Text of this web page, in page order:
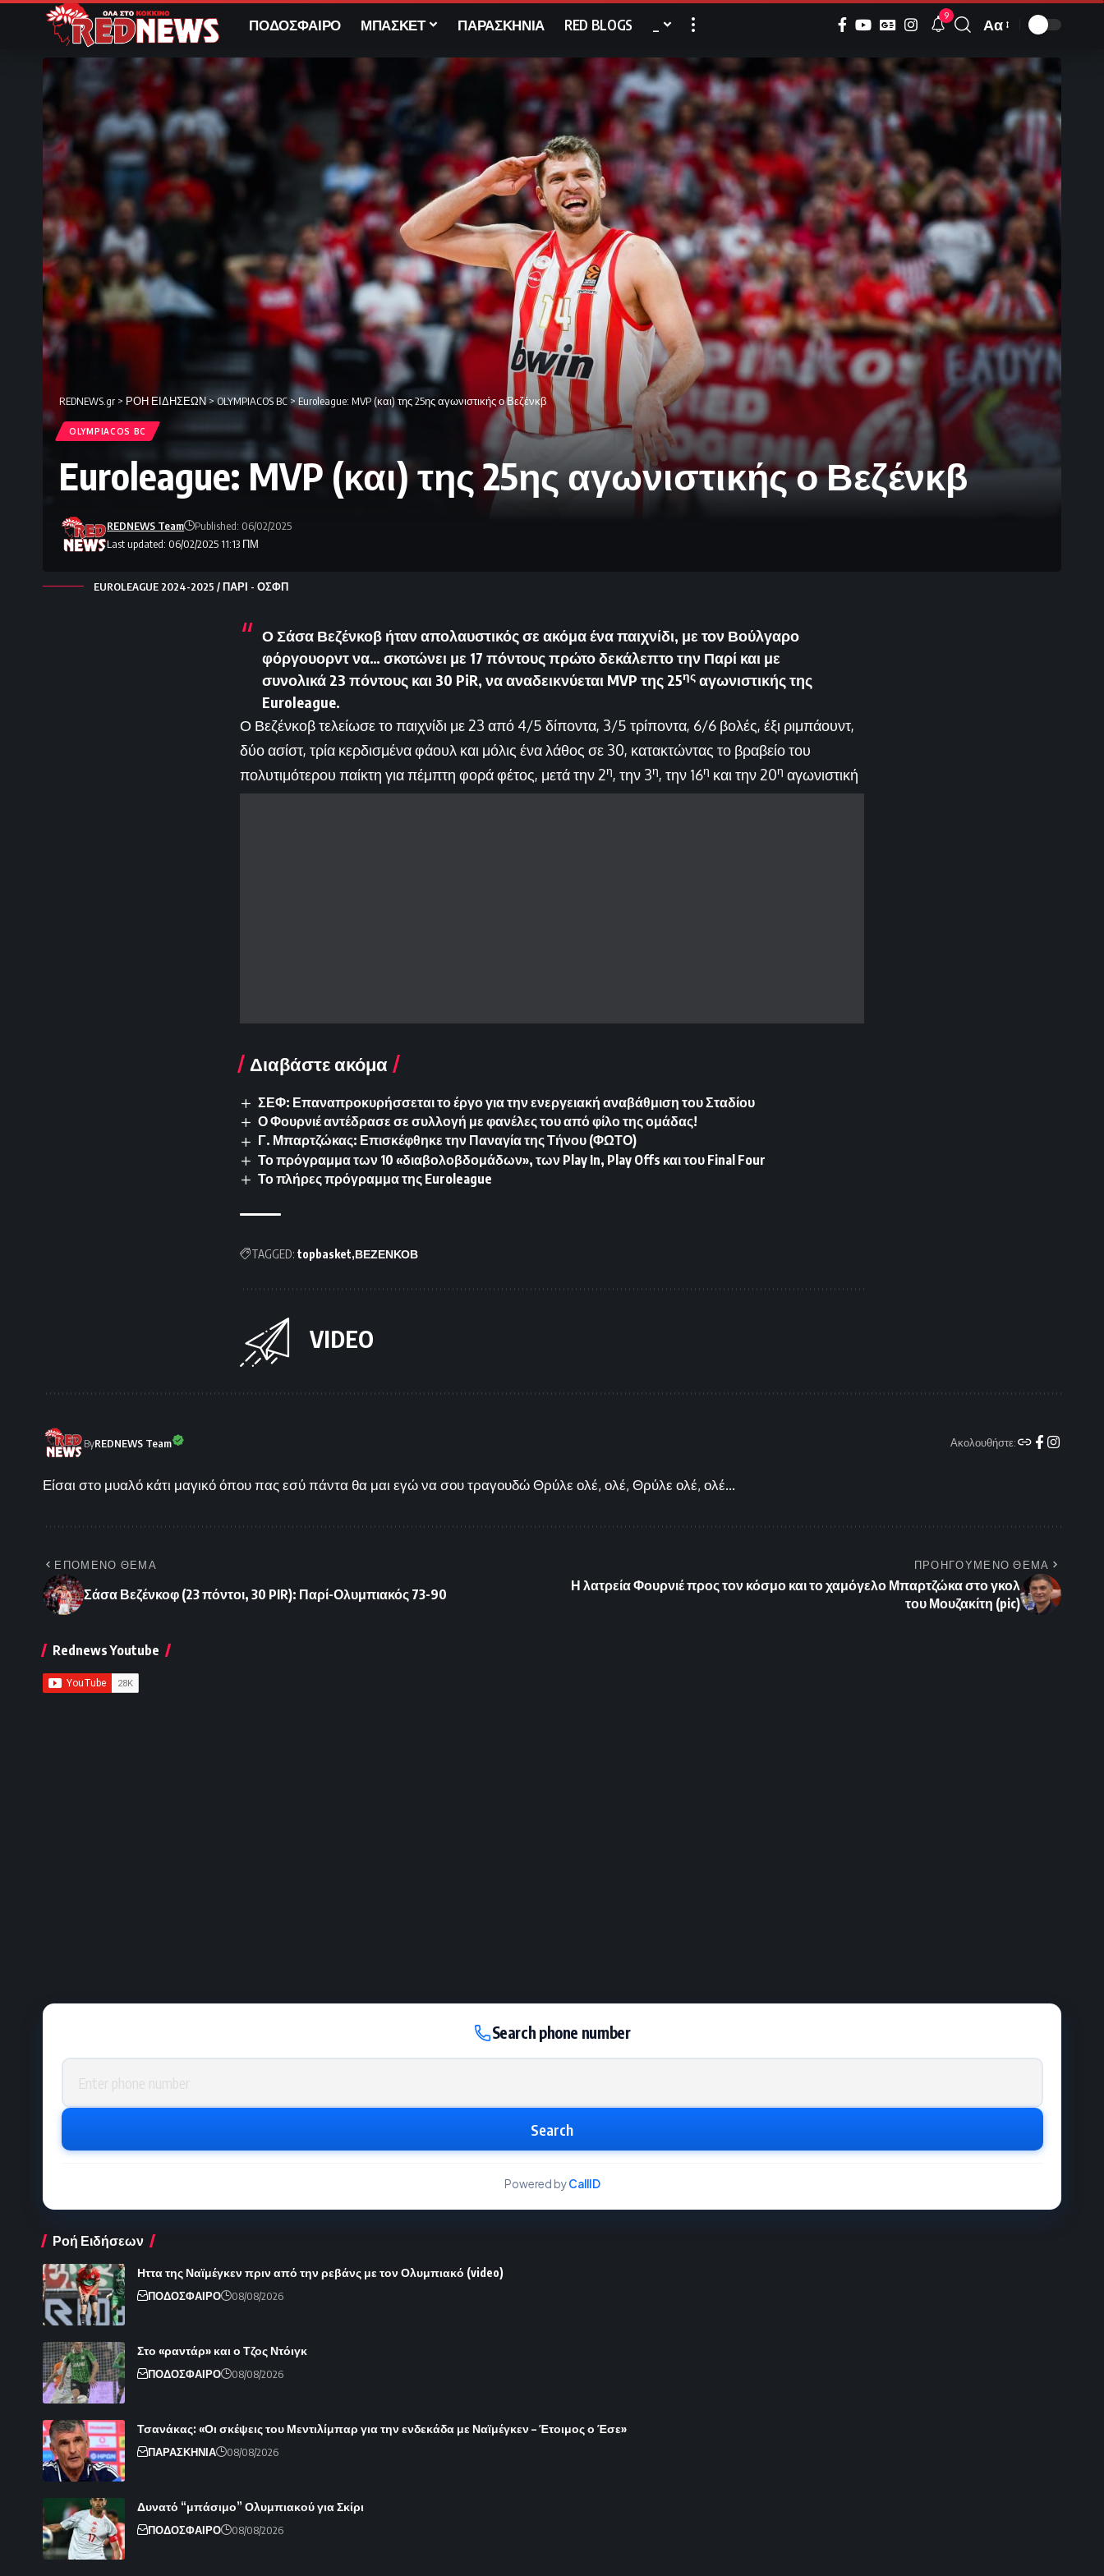
ΠΟΔΟΣΦΑΙΡΟ ΜΠΑΣΚΕΤ ΠΑΡΑΣΚΗΝΙΑ RED BLOGS 9
Font
Resizer
Αα
REDNEWS.gr > ΡΟΗ ΕΙΔΗΣΕΩΝ>OLYMPIACOS BC > Euroleague: MVP (και) της 25ης αγωνιστικής ο Βεζένκβ
OLYMPIACOS BC
Euroleague: MVP (και) της 25ης αγωνιστικής ο Βεζένκβ
Last updated: 06/02/2025 11:13 ΠΜ
REDNEWS Team Published: 06/02/2025
EUROLEAGUE 2024-2025 / ΠΑΡΙ - ΟΣΦΠ
Ο Σάσα Βεζένκοβ ήταν απολαυστικός σε ακόμα ένα παιχνίδι, με τον Βούλγαρο
φόργουορντ να… σκοτώνει με 17 πόντους πρώτο δεκάλεπτο την Παρί και με
συνολικά 23 πόντους και 30 PiR, να αναδεικνύεται MVP της 25ης αγωνιστικής της
Euroleague.
Ο Βεζένκοβ τελείωσε το παιχνίδι με 23 από 4/5 δίποντα, 3/5 τρίποντα, 6/6 βολές, έξι ριμπάουντ,
δύο ασίστ, τρία κερδισμένα φάουλ και μόλις ένα λάθος σε 30, κατακτώντας το βραβείο του
πολυτιμότερου παίκτη για πέμπτη φορά φέτος, μετά την 2η, την 3η, την 16η και την 20η αγωνιστική
Διαβάστε ακόμα
ΣΕΦ: Επαναπροκυρήσσεται το έργο για την ενεργειακή αναβάθμιση του Σταδίου
Ο Φουρνιέ αντέδρασε σε συλλογή με φανέλες του από φίλο της ομάδας!
Γ. Μπαρτζώκας: Επισκέφθηκε την Παναγία της Τήνου (ΦΩΤΟ)
Το πρόγραμμα των 10 «διαβολοβδομάδων», των Play In, Play Offs και του Final Four
Το πλήρες πρόγραμμα της Euroleague
TAGGED: topbasket ΒΕΖΕΝΚΟΒ
VIDEO
ByREDNEWS Team Ακολουθήστε:
Είσαι στο μυαλό κάτι μαγικό όπου πας εσύ πάντα θα μαι εγώ να σου τραγουδώ Θρύλε ολέ, ολέ, Θρύλε ολέ, ολέ...
ΕΠΟΜΕΝΟ ΘΕΜΑ
Σάσα Βεζένκοφ (23 πόντοι, 30 PIR): Παρί-Ολυμπιακός 73-90
ΠΡΟΗΓΟΥΜΕΝΟ ΘΕΜΑ
Η λατρεία Φουρνιέ προς τον κόσμο και το χαμόγελο Μπαρτζώκα στο γκολ
του Μουζακίτη (pic)
Rednews Youtube
Search phone number
Phone number
Search
Powered byCallID
Ροή Ειδήσεων
Ηττα της Ναϊμέγκεν πριν από την ρεβάνς με τον Ολυμπιακό (video)
ΠΟΔΟΣΦΑΙΡΟ 08/08/2026
Στο «ραντάρ» και ο Τζος Ντόιγκ
ΠΟΔΟΣΦΑΙΡΟ 08/08/2026
Τσανάκας: «Οι σκέψεις του Μεντιλίμπαρ για την ενδεκάδα με Ναϊμέγκεν – Έτοιμος ο Έσε»
ΠΑΡΑΣΚΗΝΙΑ 08/08/2026
Δυνατό “μπάσιμο” Ολυμπιακού για Σκίρι
ΠΟΔΟΣΦΑΙΡΟ 08/08/2026